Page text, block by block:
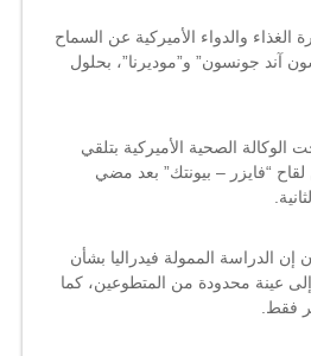
الغذاء والدواء الأميركية عن السماح
آند جونسون” و”موديرنا”، بحلول
الصحية الأميركية بتلقي
لقاح “فايزر – بيونتك” بعد مضي
الدراسة الممولة فيدراليا بشأن
عينة محدودة من المتطوعين، كما
فقط.